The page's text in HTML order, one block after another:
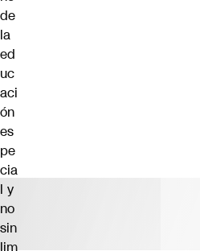
de
la
ed
uc
aci
ón
es
pe
cia
l y
no
sin
lim